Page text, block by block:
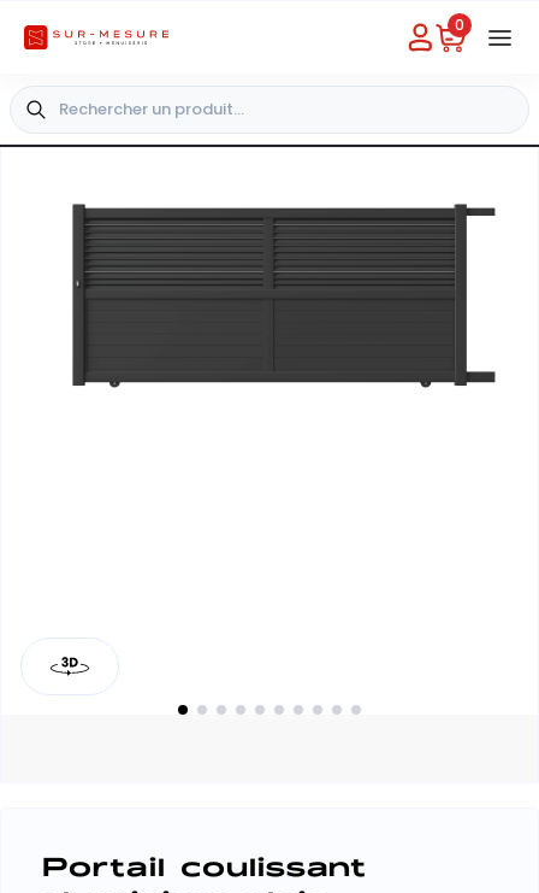
Besoin d'aide
0
Portail coulissant